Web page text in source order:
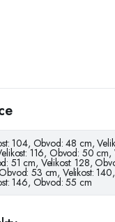
104, Obvod: 48 cm,
116, Obvod: 50 cm,
51 cm, Velikost: 128,
53 cm, Velikost:
146, Obvod: 55 cm